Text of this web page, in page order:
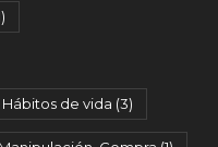
Hábitos de vida (3)